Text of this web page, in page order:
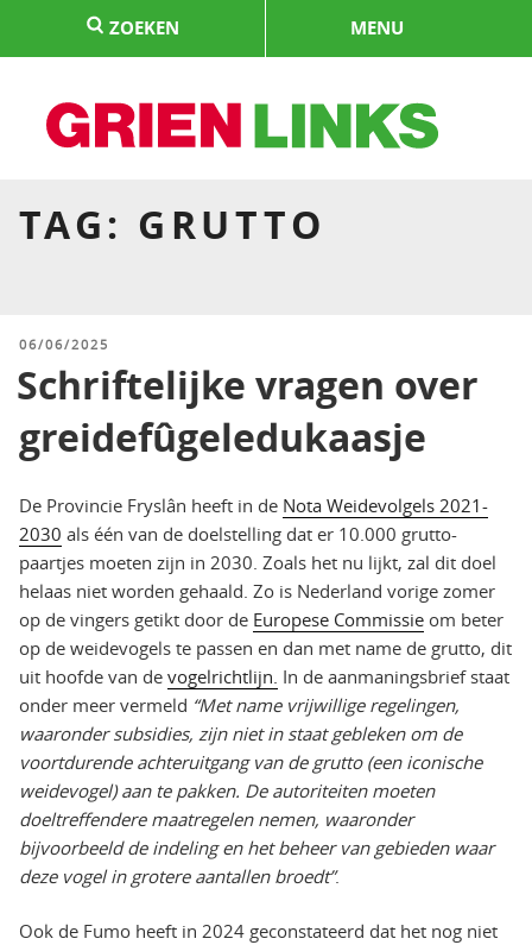
springen
ZOEKEN MENU
TAG: GRUTTO
GEPLAATST
06/06/2025
Schriftelijke vragen over
greidefûgeledukaasje
De Provincie Fryslân heeft in de Nota Weidevolgels 2021-
2030 als één van de doelstelling dat er 10.000 grutto-
paartjes moeten zijn in 2030. Zoals het nu lijkt, zal dit doel
helaas niet worden gehaald. Zo is Nederland vorige zomer
op de vingers getikt door de Europese Commissie om beter
op de weidevogels te passen en dan met name de grutto, dit
uit hoofde van de vogelrichtlijn. In de aanmaningsbrief staat
onder meer vermeld “Met name vrijwillige regelingen,
waaronder subsidies, zijn niet in staat gebleken om de
voortdurende achteruitgang van de grutto (een iconische
weidevogel) aan te pakken. De autoriteiten moeten
doeltreffendere maatregelen nemen, waaronder
bijvoorbeeld de indeling en het beheer van gebieden waar
deze vogel in grotere aantallen broedt”.
Ook de Fumo heeft in 2024 geconstateerd dat het nog niet